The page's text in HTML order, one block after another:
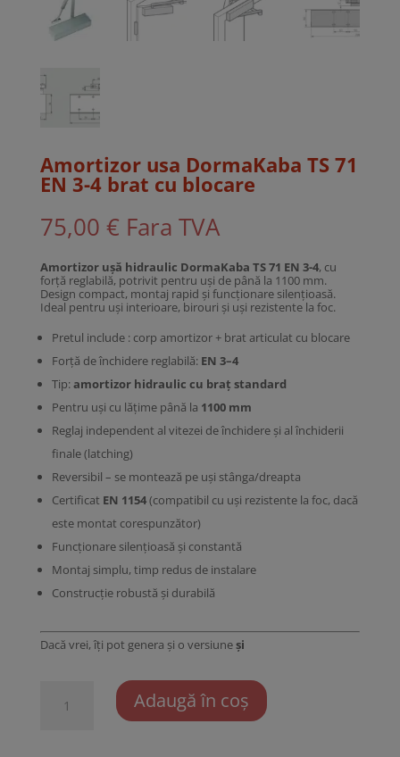
Amortizor usa DormaKaba TS 71
EN 3-4 brat cu blocare
75,00 € Fara TVA
Amortizor ușă hidraulic DormaKaba TS 71 EN 3-4, cu
forță reglabilă, potrivit pentru uși de până la 1100 mm.
Design compact, montaj rapid și funcționare silențioasă.
Ideal pentru uși interioare, birouri și uși rezistente la foc.
Pretul include : corp amortizor + brat articulat cu blocare
Forță de închidere reglabilă: EN 3–4
Tip:amortizor hidraulic cu braț standard
Pentru uși cu lățime până la 1100 mm
Reglaj independent al vitezei de închidere și al închiderii
finale (latching)
Reversibil – se montează pe uși stânga/dreapta
Certificat EN 1154(compatibil cu uși rezistente la foc, dacă
este montat corespunzător)
Funcționare silențioasă și constantă
Montaj simplu, timp redus de instalare
Construcție robustă și durabilă
Dacă vrei, îți pot genera și o versiuneși
Amortizor
Adaugă în coș